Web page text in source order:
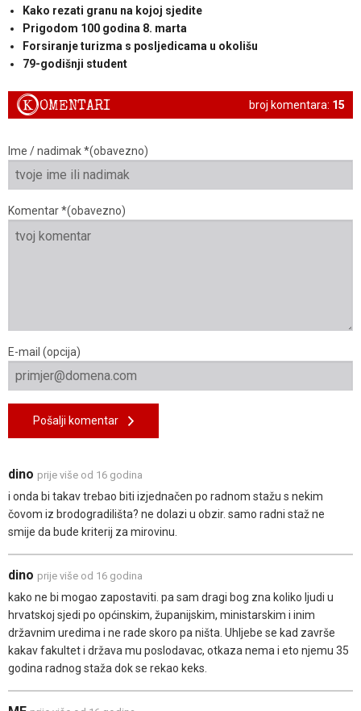
Kako rezati granu na kojoj sjedite
Prigodom 100 godina 8. marta
Forsiranje turizma s posljedicama u okolišu
79-godišnji student
broj komentara: 15
KOMENTARI
Ime / nadimak *(obavezno)
Komentar *(obavezno)
E-mail (opcija)
Pošalji komentar
dino prije više od 16 godina
i onda bi takav trebao biti izjednačen po radnom stažu s nekim
čovom iz brodogradilišta? ne dolazi u obzir. samo radni staž ne
smije da bude kriterij za mirovinu.
dino prije više od 16 godina
kako ne bi mogao zapostaviti. pa sam dragi bog zna koliko ljudi u
hrvatskoj sjedi po općinskim, županijskim, ministarskim i inim
državnim uredima i ne rade skoro pa ništa. Uhljebe se kad završe
kakav fakultet i država mu poslodavac, otkaza nema i eto njemu 35
godina radnog staža dok se rekao keks.